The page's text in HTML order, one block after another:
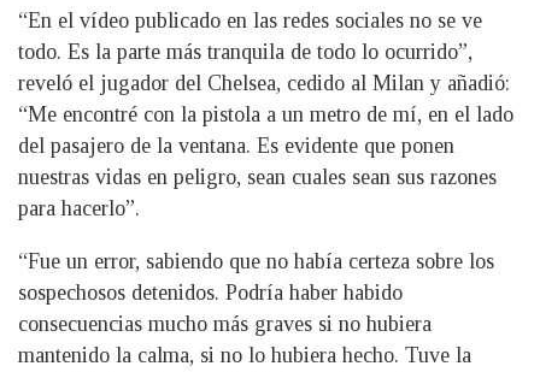
“En el vídeo publicado en las redes sociales no se ve
todo. Es la parte más tranquila de todo lo ocurrido”,
reveló el jugador del Chelsea, cedido al Milan y añadió:
“Me encontré con la pistola a un metro de mí, en el lado
del pasajero de la ventana. Es evidente que ponen
nuestras vidas en peligro, sean cuales sean sus razones
para hacerlo”.
“Fue un error, sabiendo que no había certeza sobre los
sospechosos detenidos. Podría haber habido
consecuencias mucho más graves si no hubiera
mantenido la calma, si no lo hubiera hecho. Tuve la